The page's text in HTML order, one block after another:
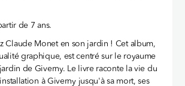
de 7 ans.
Claude Monet en son jardin ! Cet album,
graphique, est centré sur le royaume
de Giverny. Le livre raconte la vie du
à Giverny jusqu'à sa mort, ses